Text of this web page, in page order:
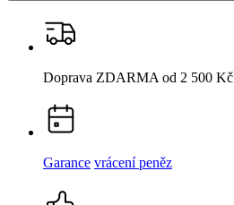
Doprava ZDARMA od 2 500 Kč
Garance vrácení peněz